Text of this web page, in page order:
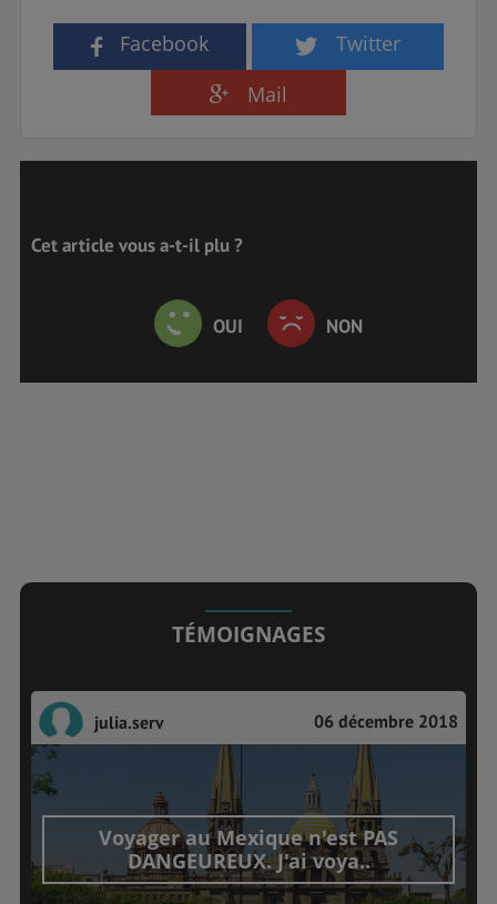
Facebook
Twitter
Mail
Cet article vous a-t-il plu ?
OUI NON
TÉMOIGNAGES
julia.serv 06 décembre 2018
Voyager au Mexique n'est PAS
DANGEUREUX. J'ai voya..